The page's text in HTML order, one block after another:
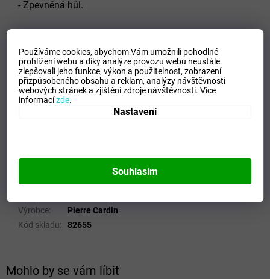
Používáme cookies, abychom Vám umožnili pohodlné
prohlížení webu a díky analýze provozu webu neustále
zlepšovali jeho funkce, výkon a použitelnost,zobrazení
přizpůsobeného obsahu a reklam, analýzy návštěvnosti
webových stránek a zjištění zdroje návštěvnosti.Více
informacízde.
Nastavení
Souhlasím
Mohlo by se vám líbit
- Zpevněná hůl.
Barva: kombinace červené a černé
Délkasloženého 86 cm
Doplňkové parametry
Pohlaví
Výrobce:
Pierre Cardin
Kód skladu: 82655